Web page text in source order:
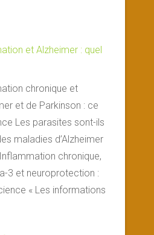
et Alzheimer : quel
chronique et
et de Parkinson : ce
Les parasites sont-ils
maladies d’Alzheimer
chronique,
3 et neuroprotection :
« Les informations